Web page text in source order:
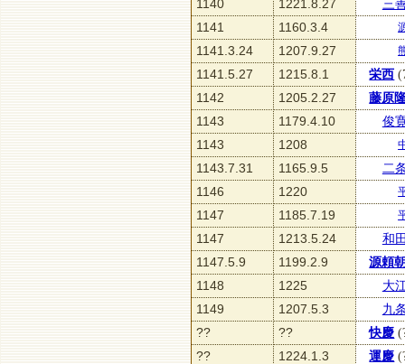
1140 1221.8.27
三
1141
1160.3.4
1141.3.24 1207.9.27
1141.5.27 1215.8.1 栄西
1142
1205.2.27
藤原
1143
1179.4.10
俊
1143
1208
1143.7.31 1165.9.5
二
1146
1220
1147 1185.7.19
1147 1213.5.24
和
1147.5.9
1199.2.9
源頼
1148
1225
大
1149
1207.5.3
九
??
?? 快慶
??
1224.1.3 運慶